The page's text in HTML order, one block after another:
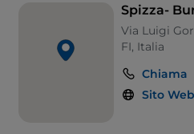
Spizza-
Via Luigi
FI, Italia
Chiama
Sito Web